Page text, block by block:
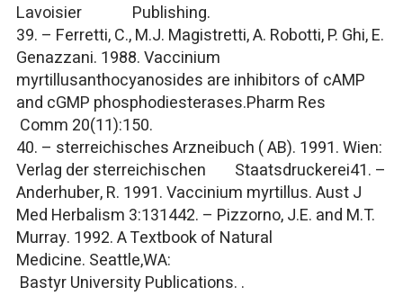
Lavoisier Publishing.
39. – Ferretti, C., M.J. Magistretti, A. Robotti, P. Ghi, E.
Genazzani. 1988.Vaccinium
myrtillusanthocyanosides are inhibitors of cAMP
and cGMP phosphodiesterases.Pharm Res
Comm 20(11):150.
40. – sterreichisches Arzneibuch ( AB). 1991. Wien:
Verlag der sterreichischen Staatsdruckerei41. –
Anderhuber, R. 1991.Vaccinium myrtillus.Aust J
Med Herbalism 3:131442. – Pizzorno, J.E. and M.T.
Murray. 1992.A Textbook of Natural
Medicine. Seattle,WA:
Bastyr University Publications. .